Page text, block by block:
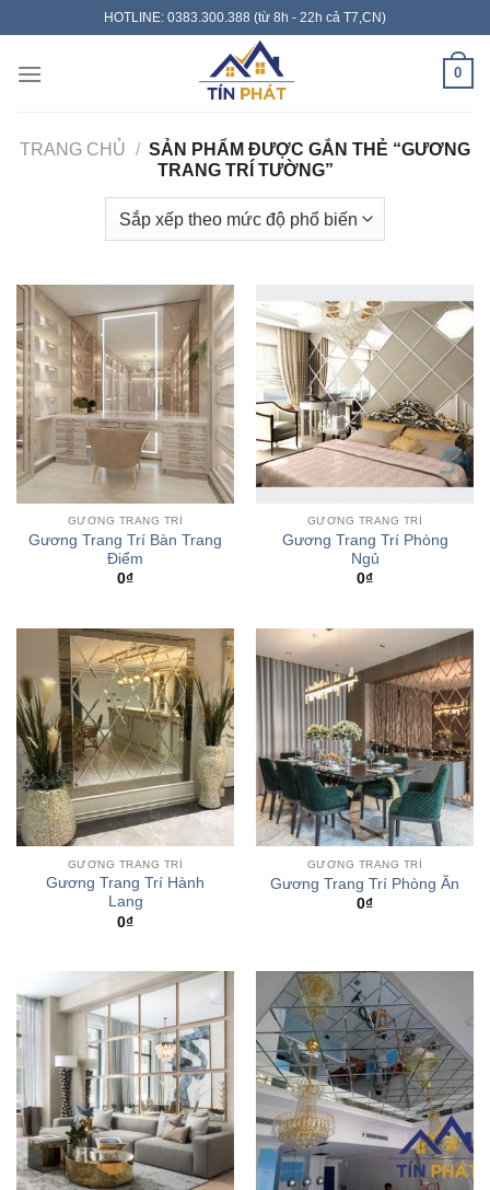
to
content
HOTLINE: 0383.300.388 (từ 8h - 22h cả T7,CN)
0
TRANG CHỦ / SẢN PHẨM ĐƯỢC GẮN THẺ “GƯƠNG
TRANG TRÍ TƯỜNG”
GƯƠNG TRANG TRÍ
Gương Trang Trí Bàn Trang
Điểm
0₫
GƯƠNG TRANG TRÍ
Gương Trang Trí Phòng
Ngủ
0₫
GƯƠNG TRANG TRÍ
Gương Trang Trí Hành
Lang
0₫
GƯƠNG TRANG TRÍ
Gương Trang Trí Phòng Ăn
0₫